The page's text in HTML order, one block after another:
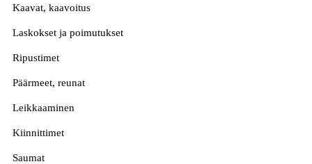
Kaavat, kaavoitus
Laskokset ja poimutukset
Ripustimet
Päärmeet, reunat
Leikkaaminen
Kiinnittimet
Saumat